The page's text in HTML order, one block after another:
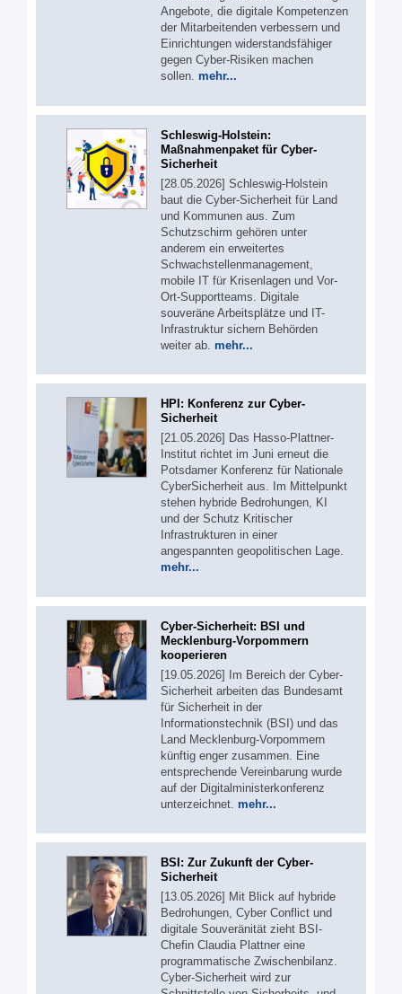
Angebote, die digitale Kompetenzen
der Mitarbeitenden verbessern und
Einrichtungen widerstandsfähiger
gegen Cyber-Risiken machen
sollen. mehr...
Schleswig-Holstein:
Maßnahmenpaket für Cyber-
Sicherheit
[28.05.2026] Schleswig-Holstein
baut die Cyber-Sicherheit für Land
und Kommunen aus. Zum
Schutzschirm gehören unter
anderem ein erweitertes
Schwachstellenmanagement,
mobile IT für Krisenlagen und Vor-
Ort-Supportteams. Digitale
souveräne Arbeitsplätze und IT-
Infrastruktur sichern Behörden
weiter ab. mehr...
HPI: Konferenz zur Cyber-
Sicherheit
[21.05.2026] Das Hasso-Plattner-
Institut richtet im Juni erneut die
Potsdamer Konferenz für Nationale
CyberSicherheit aus. Im Mittelpunkt
stehen hybride Bedrohungen, KI
und der Schutz Kritischer
Infrastrukturen in einer
angespannten geopolitischen Lage.
mehr...
Cyber-Sicherheit: BSI und
Mecklenburg-Vorpommern
kooperieren
[19.05.2026] Im Bereich der Cyber-
Sicherheit arbeiten das Bundesamt
für Sicherheit in der
Informationstechnik (BSI) und das
Land Mecklenburg-Vorpommern
künftig enger zusammen. Eine
entsprechende Vereinbarung wurde
auf der Digitalministerkonferenz
unterzeichnet. mehr...
BSI: Zur Zukunft der Cyber-
Sicherheit
[13.05.2026] Mit Blick auf hybride
Bedrohungen, Cyber Conflict und
digitale Souveränität zieht BSI-
Chefin Claudia Plattner eine
programmatische Zwischenbilanz.
Cyber-Sicherheit wird zur